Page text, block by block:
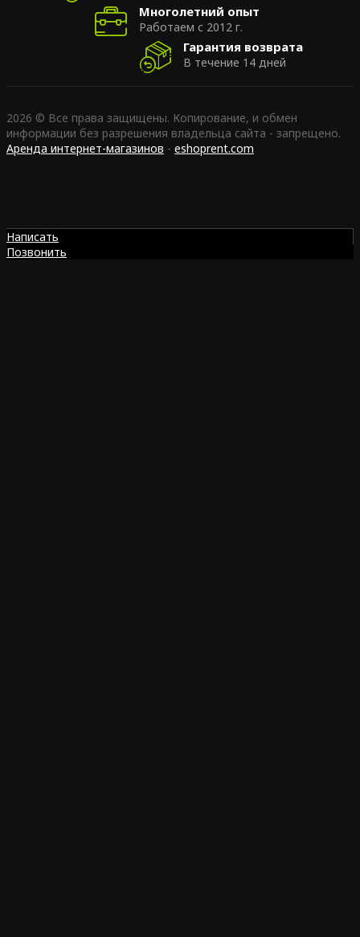
Многолетний опыт
Работаем с 2012 г.
Гарантия возврата
В течение 14 дней
2026 © Все права защищены. Копирование, и обмен
информации без разрешения владельца сайта - запрещено.
Аренда интернет-магазинов - eshoprent.com
Написать
Позвонить